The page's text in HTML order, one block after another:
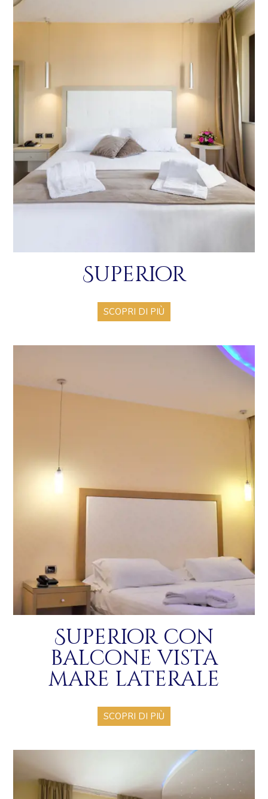
Superior
SCOPRI DI PIÙ
Superior con
balcone vista
mare laterale
SCOPRI DI PIÙ